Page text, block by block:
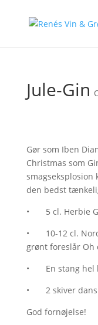
Jule-Gin
Gør som Iben
Christmas som
den bedst
• 5 cl. Herbie
• 10-12 cl.
grønt foreslår Oh
• En stang hel
• 2 skiver
God fornøjelse!